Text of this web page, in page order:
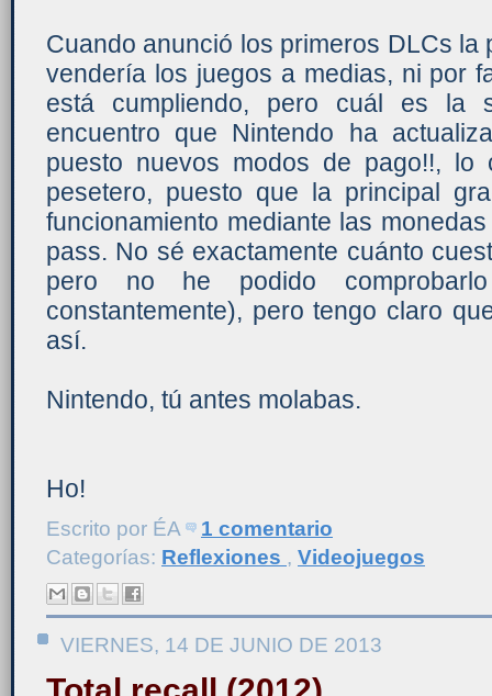
Cuando anunció los primeros DLCs la
vendería los juegos a medias, ni por
está cumpliendo, pero cuál es la
encuentro que Nintendo ha
puesto nuevos modos de pago!!,
pesetero, puesto que la principal
funcionamiento mediante las
pass. No sé exactamente cuánto
pero no he podido
constantemente), pero tengo claro
así.
Nintendo, tú antes molabas.
Ho!
Escrito por ÉA
1 comentario
Categorías: Reflexiones , Videojuegos
VIERNES, 14 DE JUNIO DE 2013